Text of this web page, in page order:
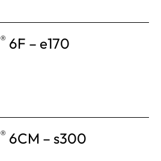
® 6F – e170
® 6CM – s300